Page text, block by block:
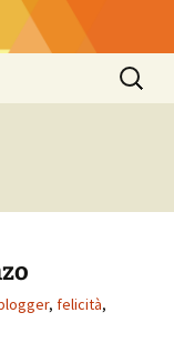
Ricerca
per:
, felicità,